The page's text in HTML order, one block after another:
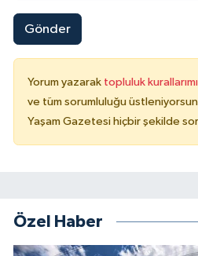
Gönder
Yorum yazarak topluluk
ve tüm sorumluluğu
Yaşam Gazetesi hiçbir şekilde
Özel Haber